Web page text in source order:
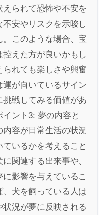
られて恐怖や不安を
安やリスクを示唆し
このような場合、宝
控えた方が良いかもし
れても楽しさや興奮
運が向いているサイン
戦してみる価値があ
ント3: 夢の内容と
内容が日常生活の状況
いるかを考えること
関連する出来事や、
影響を与えているこ
、犬を飼っている人は
況が夢に反映される